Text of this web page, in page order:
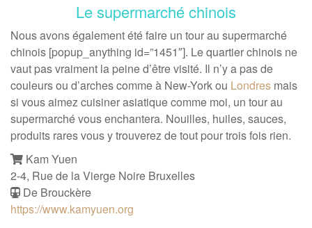
Le supermarché chinois
Nous avons également été faire un tour au supermarché
chinois [popup_anything id=”1451″]. Le quartier chinois ne
vaut pas vraiment la peine d’être visité. Il n’y a pas de
couleurs ou d’arches comme à New-York ou Londres mais
si vous aimez cuisiner asiatique comme moi, un tour au
supermarché vous enchantera. Nouilles, huiles, sauces,
produits rares vous y trouverez de tout pour trois fois rien.
Kam Yuen
2-4, Rue de la Vierge Noire Bruxelles
De Brouckère
https://www.kamyuen.org